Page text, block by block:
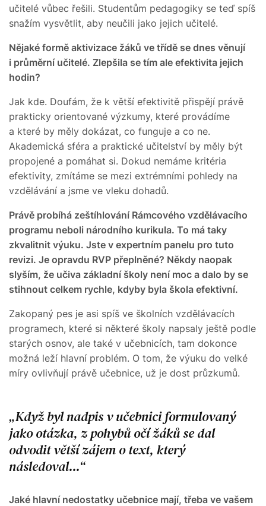
učitelé vůbec řešili. Studentům pedagogiky se teď spíš
snažím vysvětlit, aby neučili jako jejich učitelé.
Nějaké formě aktivizace žáků ve třídě se dnes věnují
i průměrní učitelé. Zlepšila se tím ale efektivita jejich
hodin?
Jak kde. Doufám, že k větší efektivitě přispějí právě
prakticky orientované výzkumy, které provádíme
a které by měly dokázat, co funguje a co ne.
Akademická sféra a praktické učitelství by měly být
propojené a pomáhat si. Dokud nemáme kritéria
efektivity, zmítáme se mezi extrémními pohledy na
vzdělávání a jsme ve vleku dohadů.
Právě probíhá zeštíhlování Rámcového vzdělávacího
programu neboli národního kurikula. To má taky
zkvalitnit výuku. Jste v expertním panelu pro tuto
revizi. Je opravdu RVP přeplněné? Někdy naopak
slyším, že učiva základní školy není moc a dalo by se
stihnout celkem rychle, kdyby byla škola efektivní.
Zakopaný pes je asi spíš ve školních vzdělávacích
programech, které si některé školy napsaly ještě podle
starých osnov, ale také v učebnicích, tam dokonce
možná leží hlavní problém. O tom, že výuku do velké
míry ovlivňují právě učebnice, už je dost průzkumů.
Když byl nadpis v učebnici formulovaný
jako otázka, z pohybů očí žáků se dal
odvodit větší zájem o text, který
následoval...
Jaké hlavní nedostatky učebnice mají, třeba ve vašem